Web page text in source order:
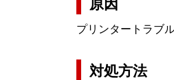
原因
プリンタートラブ
対処方法